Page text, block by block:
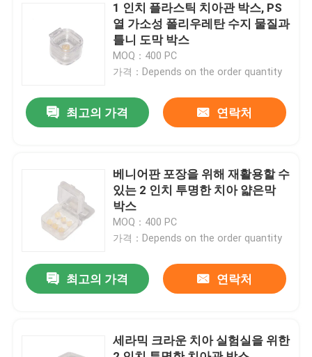
치아관 박스
치아 리테이너 박스
치아 틀니 박스
반사경과 얼라이너 경우
직교 벽개면이 있는 얼라이너 제거제
1 인치 플라스틱 치아관 박스, PS
열 가소성 폴리우레탄 수지 물질과
틀니 도막 박스
MOQ：400 PC
가격：Depends on the order quantity
최고의 가격 연락처
베니어판 포장을 위해 재활용할 수
있는 2 인치 투명한 치아 얇은막
박스
MOQ：400 PC
가격：Depends on the order quantity
최고의 가격 연락처
세라믹 크라운 치아 실험실을 위한